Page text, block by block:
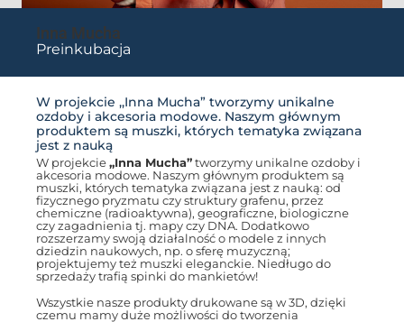
Inna Mucha
Preinkubacja
W projekcie ,,Inna Mucha” tworzymy unikalne
ozdoby i akcesoria modowe. Naszym głównym
produktem są muszki, których tematyka związana
jest z nauką
W projekcie ,,Inna Mucha” tworzymy unikalne ozdoby i
akcesoria modowe. Naszym głównym produktem są
muszki, których tematyka związana jest z nauką: od
fizycznego pryzmatu czy struktury grafenu, przez
chemiczne (radioaktywna), geograficzne, biologiczne
czy zagadnienia tj. mapy czy DNA. Dodatkowo
rozszerzamy swoją działalność o modele z innych
dziedzin naukowych, np. o sferę muzyczną;
projektujemy też muszki eleganckie. Niedługo do
sprzedaży trafią spinki do mankietów!
Wszystkie nasze produkty drukowane są w 3D, dzięki
czemu mamy duże możliwości do tworzenia